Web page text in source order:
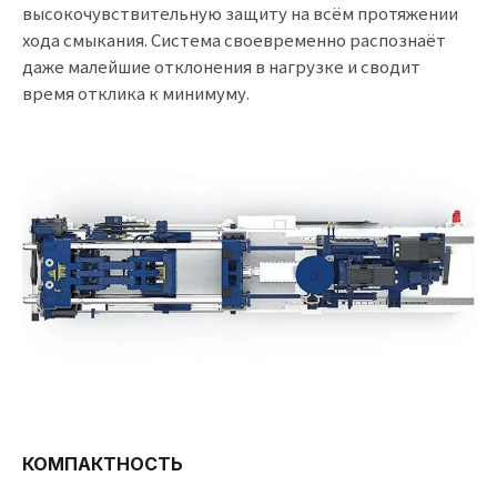
высокочувствительную защиту на всём протяжении
хода смыкания. Система своевременно распознаёт
даже малейшие отклонения в нагрузке и сводит
время отклика к минимуму.
КОМПАКТНОСТЬ